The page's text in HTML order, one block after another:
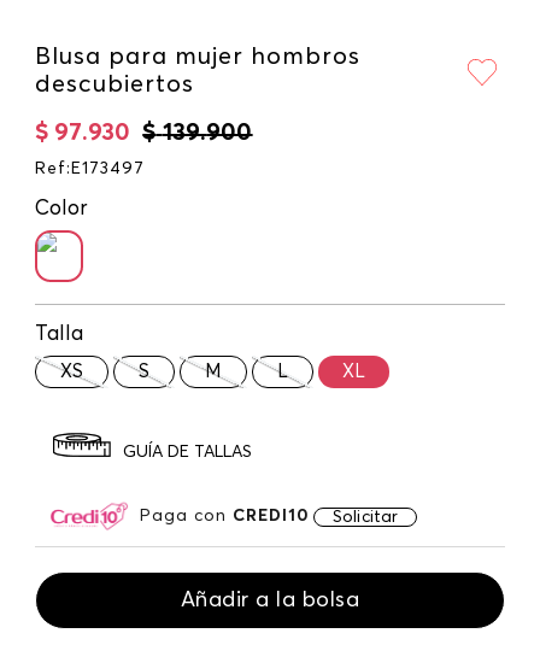
Blusa para mujer hombros
descubiertos
$ 139.900
$ 97.930
Ref : E173497
Color
Talla
XS S M L XL
GUÍA DE TALLAS
Paga con CREDI10 Solicitar
Añadir a la bolsa